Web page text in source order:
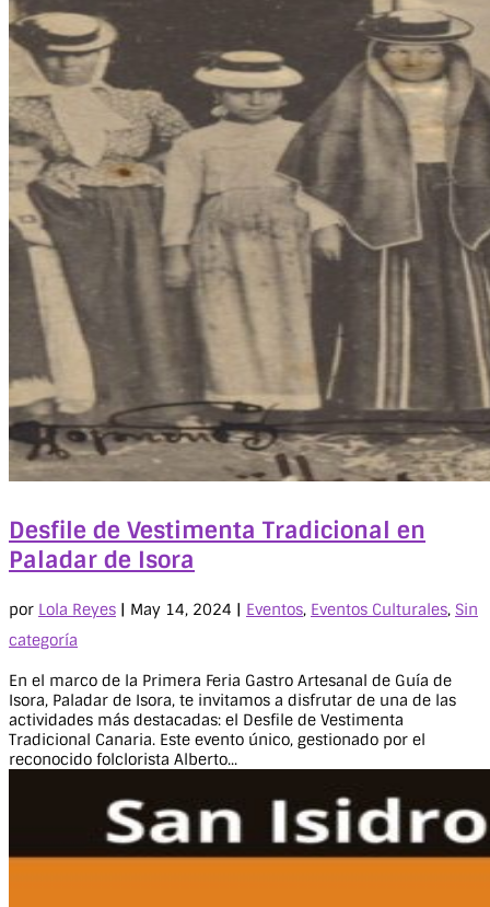
Desfile de Vestimenta Tradicional en
Paladar de Isora
por Lola Reyes | May 14, 2024 | Eventos, Eventos Culturales, Sin
categoría
En el marco de la Primera Feria Gastro Artesanal de Guía de
Isora, Paladar de Isora, te invitamos a disfrutar de una de las
actividades más destacadas: el Desfile de Vestimenta
Tradicional Canaria. Este evento único, gestionado por el
reconocido folclorista Alberto...